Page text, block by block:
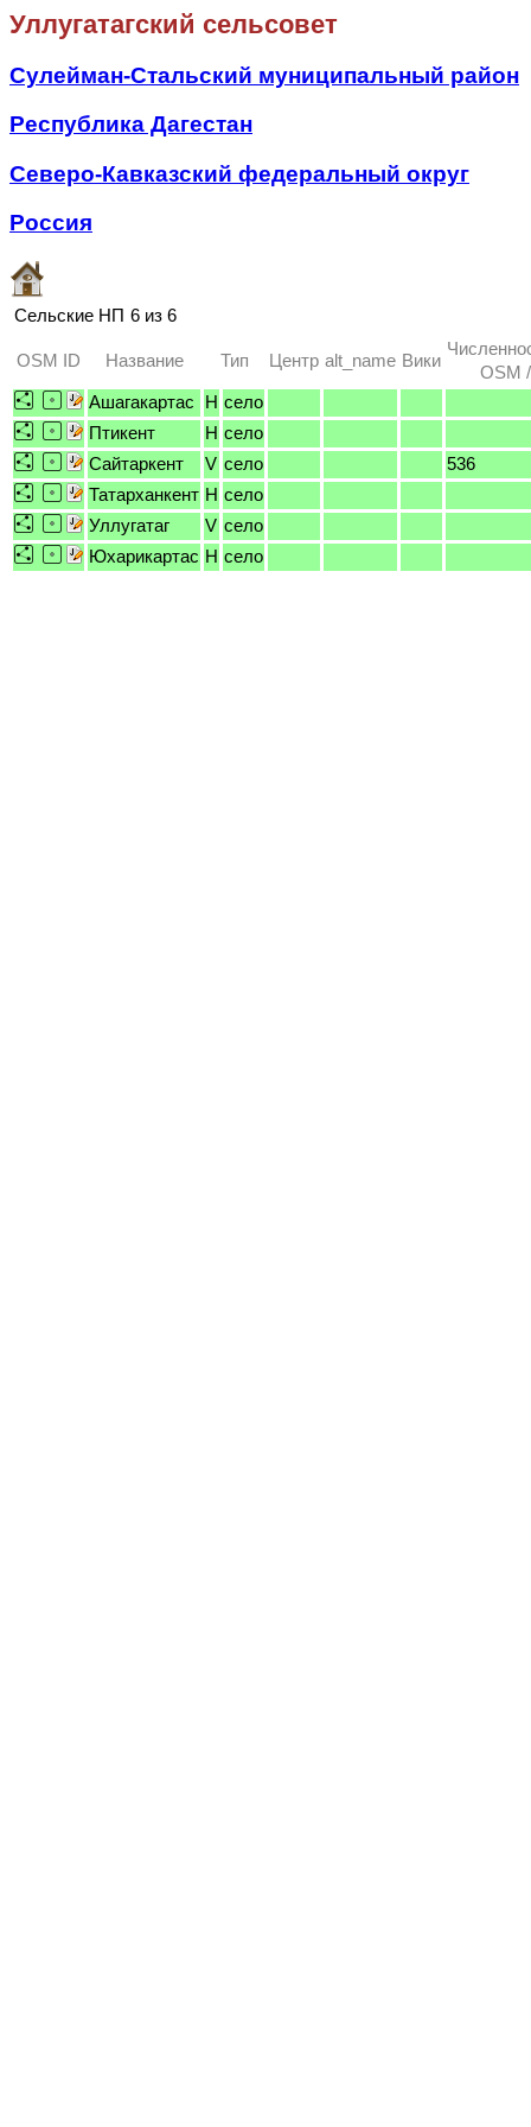
Уллугатагский сельсовет
Сулейман-Стальский муниципальный район
Республика Дагестан
Северо-Кавказский федеральный округ
Россия
Сельские НП 6 из 6
OSM ID Название Тип Центр alt_name Вики
OSM
Ашагакартас
H село
Птикент
H село
Сайтаркент
V село
536
Татарханкент H село
Уллугатаг
V село
Юхарикартас H село